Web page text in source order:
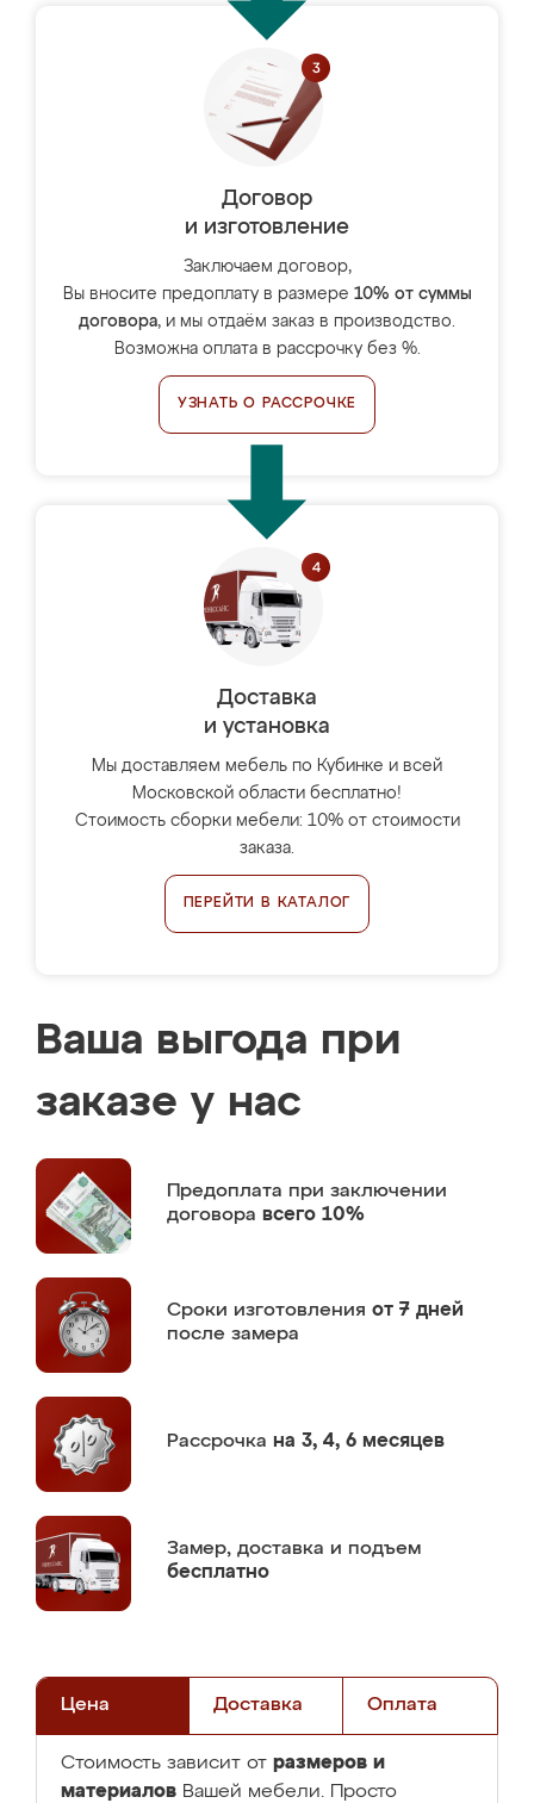
Договор
и изготовление
Заключаем договор,
Вы вносите предоплату в размере 10% от суммы
договора, и мы отдаём заказ в производство.
Возможна оплата в рассрочку без %.
УЗНАТЬ О РАССРОЧКЕ
Доставка
и установка
Мы доставляем мебель по Кубинке и всей
Московской области бесплатно!
Стоимость сборки мебели: 10% от стоимости
заказа.
ПЕРЕЙТИ В КАТАЛОГ
Ваша выгода при
заказе у нас
Предоплата при заключении
договора всего 10%
Сроки изготовления от 7 дней
после замера
Рассрочка на 3, 4, 6 месяцев
Замер, доставка и подъем
бесплатно
Цена Доставка Оплата
Стоимость зависит от размеров и
материалов Вашей мебели. Просто